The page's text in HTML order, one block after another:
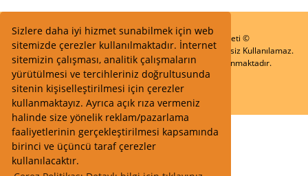
Sizlere daha iyi hizmet sunabilmek için web
sitemizde çerezler kullanılmaktadır. İnternet
sitemizin çalışması, analitik çalışmaların
yürütülmesi ve tercihleriniz doğrultusunda
sitenin kişiselleştirilmesi için çerezler
kullanmaktayız. Ayrıca açık rıza vermeniz
halinde size yönelik reklam/pazarlama
faaliyetlerinin gerçekleştirilmesi kapsamında
birinci ve üçüncü taraf çerezler
kullanılacaktır.
Start Elektronik Sanayi ve Ticaret Limited Şirketi ©
Resimler Yazılar ve İçeriklerin Tüm hakları saklıdır ve İzinsiz Kullanılamaz.
Kredi kartı bilgileriniz 256bit SSL Sertifikası ile Korunmaktadır.